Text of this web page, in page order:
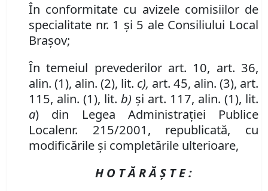
În conformitate cu avizele comisiilor de
specialitate nr. 1 şi 5 ale Consiliului Local
Braşov;
În temeiul prevederilor art. 10, art. 36,
alin. (1), alin. (2), lit. c), art. 45, alin. (3), art.
115, alin. (1), lit. b) şi art. 117, alin. (1), lit.
a) din Legea Administraţiei Publice
Localenr. 215/2001, republicată, cu
modificările şi completările ulterioare,
H O T Ă R Ă Ş T E :